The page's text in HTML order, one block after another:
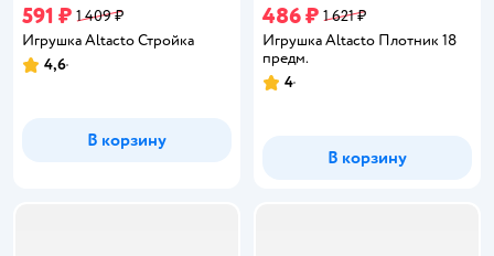
591 ₽ 1 409 ₽
Игрушка Altacto Стройка
Рейтинг:
4,6
В корзину
486 ₽ 1 621 ₽
Игрушка Altacto Плотник 18
предм.
Рейтинг:
4
В корзину